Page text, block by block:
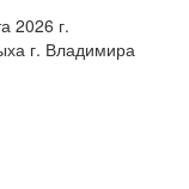
2026 г.
г. Владимира